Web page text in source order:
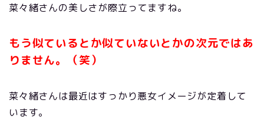
菜々緒さんの美しさが際立ってますね。
もう似ているとか似ていないとかの次元ではあ
りません。（笑）
菜々緒さんは最近はすっかり悪女イメージが定着して
います。